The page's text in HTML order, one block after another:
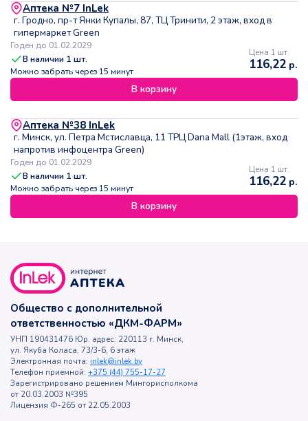
Аптека №7 InLek
г. Гродно, пр-т Янки Купалы, 87, ТЦ Тринити, 2 этаж, вход в
гипермаркет Green
Годен до 01.02.2029
В наличии 1 шт.
Можно забрать через 15 минут
Цена 1 шт.
116,22 р.
В корзину
Аптека №38 InLek
г. Минск, ул. Петра Мстиславца, 11 ТРЦ Dana Mall (1этаж, вход
напротив инфоцентра Green)
Годен до 01.02.2029
В наличии 1 шт.
Можно забрать через 15 минут
Цена 1 шт.
116,22 р.
В корзину
Общество с дополнительной
ответственностью «ДКМ-ФАРМ»
УНП 190431476 Юр. адрес: 220113 г. Минск,
ул. Якуба Коласа, 73/3-6, 6 этаж
Электронная почта: inlek@inlek.by
Телефон приемной: +375 (44) 755-17-27
Зарегистрировано решением Мингорисполкома
от 20.03.2003 №395
Лицензия Ф-265 от 22.05.2003